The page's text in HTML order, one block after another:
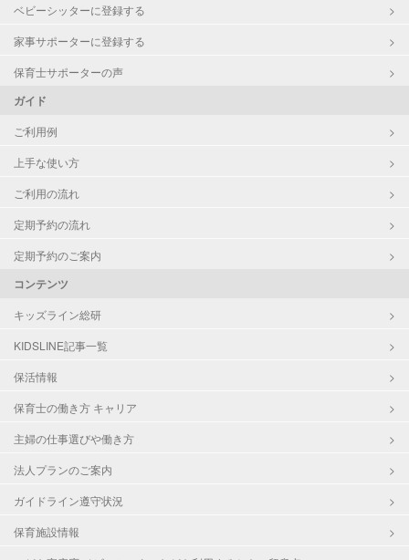
ベビーシッターに登録する
家事サポーターに登録する
保育士サポーターの声
ガイド
ご利用例
上手な使い方
ご利用の流れ
定期予約の流れ
定期予約のご案内
コンテンツ
キッズライン総研
KIDSLINE記事一覧
保活情報
保育士の働き方 キャリア
主婦の仕事選びや働き方
法人プランのご案内
ガイドライン遵守状況
保育施設情報